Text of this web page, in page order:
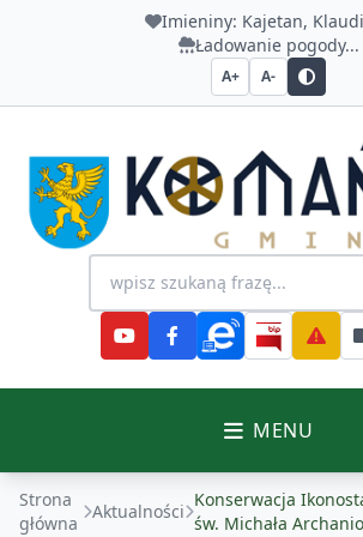
Imieniny: Kajetan,
Ładowanie pogody...
A+ A-
Urząd
Wyszukiwanie na stronie
MENU
Strona
główna
Aktualności
Konserwacja
św. Michała